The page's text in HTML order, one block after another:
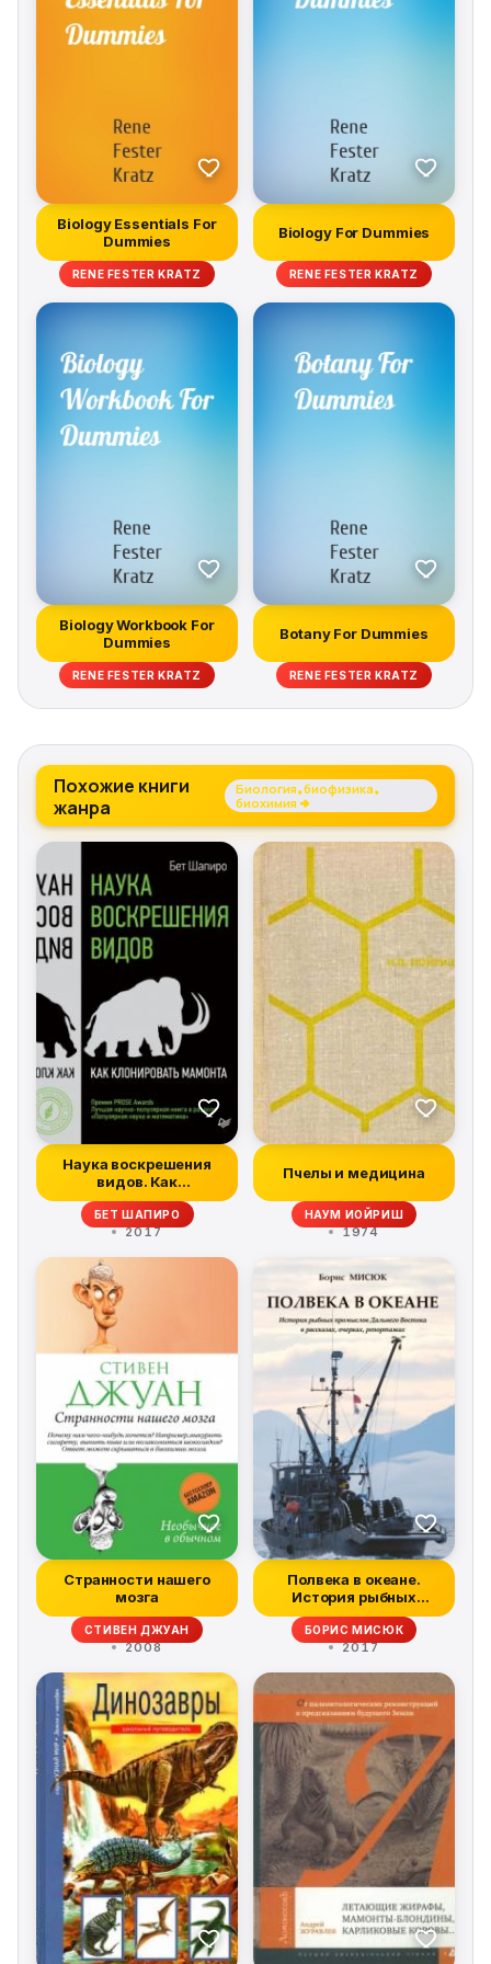
Biology Essentials For
Dummies
RENE FESTER KRATZ
Biology For Dummies
RENE FESTER KRATZ
Biology Workbook For
Dummies
RENE FESTER KRATZ
Botany For Dummies
RENE FESTER KRATZ
Похожие книги
жанра
Биология, биофизика,
биохимия →
Наука воскрешения
видов. Как
клонировать мамонта
БЕТ ШАПИРО
2017
Пчелы и медицина
НАУМ ИОЙРИШ
1974
Странности нашего
мозга
СТИВЕН ДЖУАН
2008
Полвека в океане.
История рыбных
промыслов Дальнег...
БОРИС МИСЮК
2017